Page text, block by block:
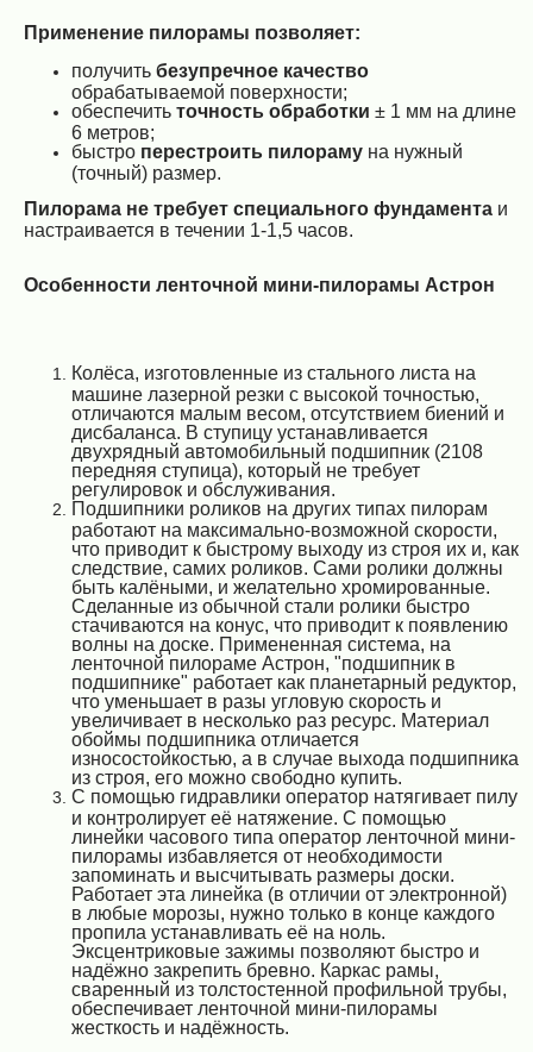
Применение пилорамы позволяет:
получить безупречное качество
обрабатываемой поверхности;
обеспечить точность обработки ± 1 мм на длине
6 метров;
быстро перестроить пилораму на нужный
(точный) размер.
Пилорама не требует специального фундамента и
настраивается в течении 1-1,5 часов.
Особенности ленточной мини-пилорамы Астрон
Колёса, изготовленные из стального листа на
машине лазерной резки c высокой точностью,
отличаются малым весом, отсутствием биений и
дисбаланса. В ступицу устанавливается
двухрядный автомобильный подшипник (2108
передняя ступица), который не требует
регулировок и обслуживания.
Подшипники роликов на других типах пилорам
работают на максимально-возможной скорости,
что приводит к быстрому выходу из строя их и, как
следствие, самих роликов. Сами ролики должны
быть калёными, и желательно хромированные.
Сделанные из обычной стали ролики быстро
стачиваются на конус, что приводит к появлению
волны на доске. Примененная система, на
ленточной пилораме Астрон, "подшипник в
подшипнике" работает как планетарный редуктор,
что уменьшает в разы угловую скорость и
увеличивает в несколько раз ресурс. Материал
обоймы подшипника отличается
износостойкостью, а в случае выхода подшипника
из строя, его можно свободно купить.
С помощью гидравлики оператор натягивает пилу
и контролирует её натяжение. С помощью
линейки часового типа оператор ленточной мини-
пилорамы избавляется от необходимости
запоминать и высчитывать размеры доски.
Работает эта линейка (в отличии от электронной)
в любые морозы, нужно только в конце каждого
пропила устанавливать её на ноль.
Эксцентриковые зажимы позволяют быстро и
надёжно закрепить бревно. Каркас рамы,
сваренный из толстостенной профильной трубы,
обеспечивает ленточной мини-пилорамы
жесткость и надёжность.